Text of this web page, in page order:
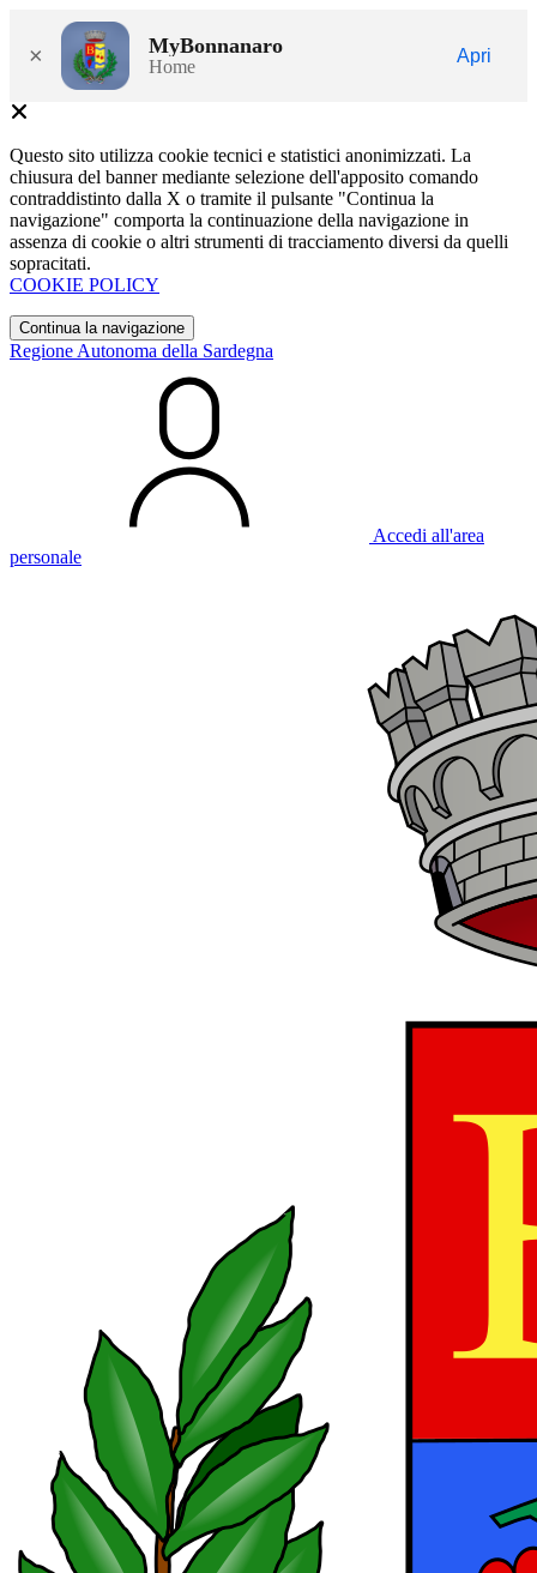
× MyBonnanaro
Home
Apri
Questo sito utilizza cookie tecnici e statistici anonimizzati. La
chiusura del banner mediante selezione dell'apposito comando
contraddistinto dalla X o tramite il pulsante "Continua la
navigazione" comporta la continuazione della navigazione in
assenza di cookie o altri strumenti di tracciamento diversi da quelli
sopracitati.
COOKIE POLICY
Continua la navigazione
Regione Autonoma della Sardegna
Accedi all'area
personale